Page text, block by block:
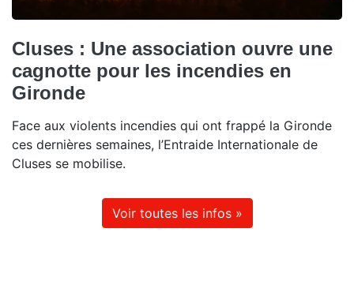
Cluses : Une association ouvre une
cagnotte pour les incendies en
Gironde
Face aux violents incendies qui ont frappé la Gironde
ces dernières semaines, l’Entraide Internationale de
Cluses se mobilise.
Voir toutes les infos »